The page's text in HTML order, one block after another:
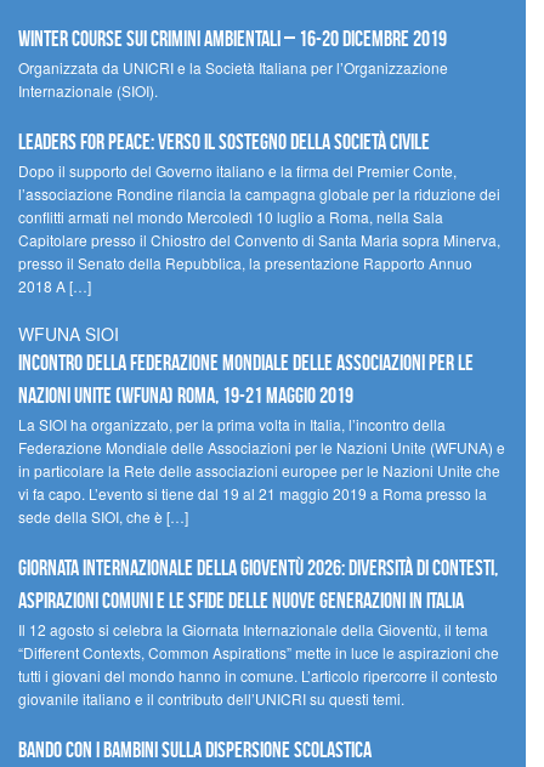
Winter Course sui Crimini Ambientali – 16-20 Dicembre 2019
Organizzata da UNICRI e la Società Italiana per l’Organizzazione
Internazionale (SIOI).
Leaders for peace: verso il sostegno della società civile
Dopo il supporto del Governo italiano e la firma del Premier Conte,
l’associazione Rondine rilancia la campagna globale per la riduzione dei
conflitti armati nel mondo Mercoledì 10 luglio a Roma, nella Sala
Capitolare presso il Chiostro del Convento di Santa Maria sopra Minerva,
presso il Senato della Repubblica, la presentazione Rapporto Annuo
2018 A […]
WFUNA SIOI
Incontro della Federazione Mondiale delle Associazioni per le
Nazioni Unite (WFUNA) Roma, 19-21 maggio 2019
La SIOI ha organizzato, per la prima volta in Italia, l’incontro della
Federazione Mondiale delle Associazioni per le Nazioni Unite (WFUNA) e
in particolare la Rete delle associazioni europee per le Nazioni Unite che
vi fa capo. L’evento si tiene dal 19 al 21 maggio 2019 a Roma presso la
sede della SIOI, che è […]
GIORNATA INTERNAZIONALE DELLA GIOVENTÙ 2026: DIVERSITÀ DI CONTESTI,
ASPIRAZIONI COMUNI E LE SFIDE DELLE NUOVE GENERAZIONI IN ITALIA
Il 12 agosto si celebra la Giornata Internazionale della Gioventù, il tema
“Different Contexts, Common Aspirations” mette in luce le aspirazioni che
tutti i giovani del mondo hanno in comune. L’articolo ripercorre il contesto
giovanile italiano e il contributo dell’UNICRI su questi temi.
Bando Con i Bambini sulla dispersione scolastica